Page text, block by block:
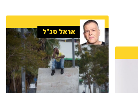
אראל סג"ל